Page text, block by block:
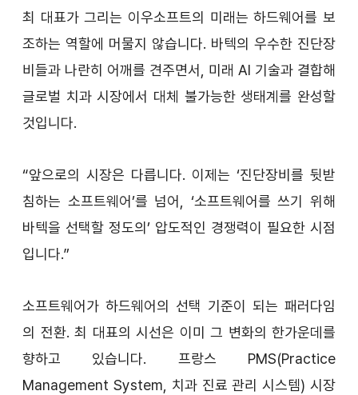
최 대표가 그리는 이우소프트의 미래는 하드웨어를 보
조하는 역할에 머물지 않습니다. 바텍의 우수한 진단장
비들과 나란히 어깨를 견주면서, 미래 AI 기술과 결합해
글로벌 치과 시장에서 대체 불가능한 생태계를 완성할
것입니다.
“앞으로의 시장은 다릅니다. 이제는 ‘진단장비를 뒷받
침하는 소프트웨어’를 넘어, ‘소프트웨어를 쓰기 위해
바텍을 선택할 정도의’ 압도적인 경쟁력이 필요한 시점
입니다.”
소프트웨어가 하드웨어의 선택 기준이 되는 패러다임
의 전환. 최 대표의 시선은 이미 그 변화의 한가운데를
향하고 있습니다. 프랑스 PMS(Practice
Management System, 치과 진료 관리 시스템) 시장